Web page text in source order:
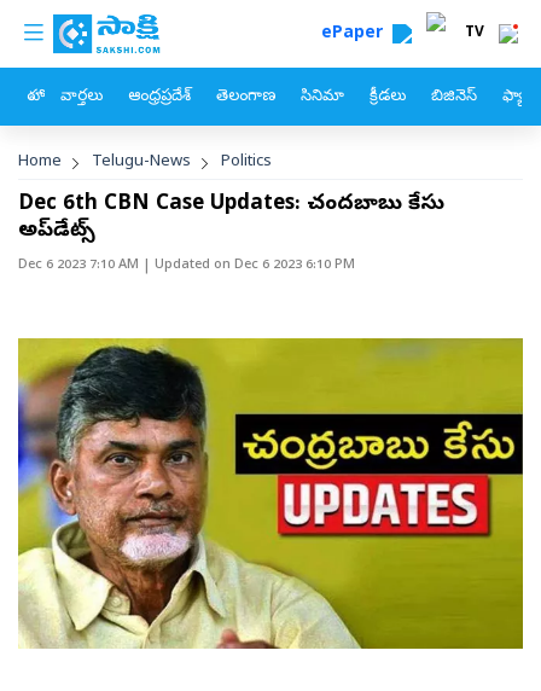
Skip to main content
custom menu ePaper TV
హోం వార్తలు ఆంధ్రప్రదేశ్ తెలంగాణ సినిమా క్రీడలు బిజినెస్
Breadcrumb
Home Telugu-News Politics
Dec 6th CBN Case Updates: చంద్రబాబు కేసు
అప్‌డేట్స్‌
Dec 6 2023 7:10 AM | Updated on Dec 6 2023 6:10 PM